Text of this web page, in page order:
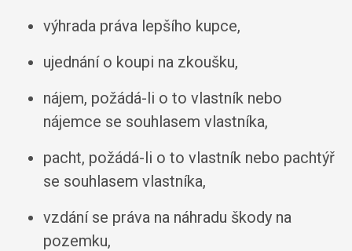
výhrada práva lepšího kupce,
ujednání o koupi na zkoušku,
nájem, požádá-li o to vlastník nebo
nájemce se souhlasem vlastníka,
pacht, požádá-li o to vlastník nebo pachtýř
se souhlasem vlastníka,
vzdání se práva na náhradu škody na
pozemku,